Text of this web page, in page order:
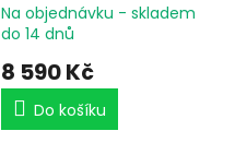
Na objednávku - skladem
do 14 dnů
8 590 Kč
Do košíku